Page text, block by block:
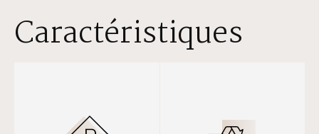
Caractéristiques